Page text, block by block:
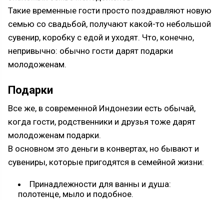
Такие временные гости просто поздравляют новую
семью со свадьбой, получают какой-то небольшой
сувенир, коробку с едой и уходят. Что, конечно,
непривычно: обычно гости дарят подарки
молодоженам.
Подарки
Все же, в современной Индонезии есть обычай,
когда гости, родственники и друзья тоже дарят
молодоженам подарки.
В основном это деньги в конвертах, но бывают и
сувениры, которые пригодятся в семейной жизни:
Принадлежности для ванны и душа:
полотенце, мыло и подобное.